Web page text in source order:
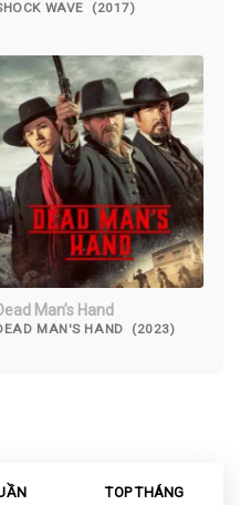
WAVE (2017)
Man’s Hand
MAN'S HAND (2023)
TOP THÁNG